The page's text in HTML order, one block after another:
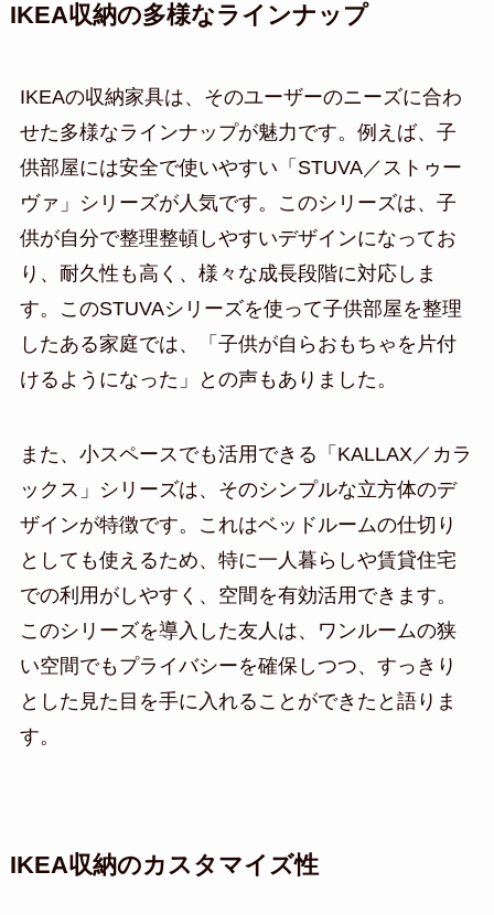
IKEA収納の多様なラインナップ
IKEAの収納家具は、そのユーザーのニーズに合わ
せた多様なラインナップが魅力です。例えば、子
供部屋には安全で使いやすい「STUVA／ストゥー
ヴァ」シリーズが人気です。このシリーズは、子
供が自分で整理整頓しやすいデザインになってお
り、耐久性も高く、様々な成長段階に対応しま
す。このSTUVAシリーズを使って子供部屋を整理
したある家庭では、「子供が自らおもちゃを片付
けるようになった」との声もありました。
また、小スペースでも活用できる「KALLAX／カラ
ックス」シリーズは、そのシンプルな立方体のデ
ザインが特徴です。これはベッドルームの仕切り
としても使えるため、特に一人暮らしや賃貸住宅
での利用がしやすく、空間を有効活用できます。
このシリーズを導入した友人は、ワンルームの狭
い空間でもプライバシーを確保しつつ、すっきり
とした見た目を手に入れることができたと語りま
す。
IKEA収納のカスタマイズ性